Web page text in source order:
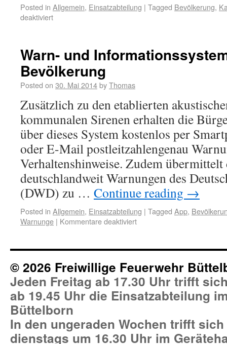
Posted in Allgemein, Einsatzabteilung | Tagged Bevölkerung,
deaktiviert
Warn- und
Bevölkerung
Posted on 30. Mai 2014byThomas
Zusätzlich zu den etablierten
kommunalen Sirenen erhalten die
über dieses System kostenlos per
oder E-Mail postleitzahlengenau
Verhaltenshinweise. Zudem
deutschlandweit Warnungen des
(DWD) zu … Continue reading →
Posted in Allgemein, Einsatzabteilung | Tagged App,
Warnunge | Kommentare deaktiviert
© 2026 Freiwillige Feuerwehr
Jeden Freitag ab 17.30 Uhr trifft
ab 19.45 Uhr die Einsatzabteilung
Büttelborn
In den ungeraden Wochen trifft
dienstags um 16.30 Uhr im